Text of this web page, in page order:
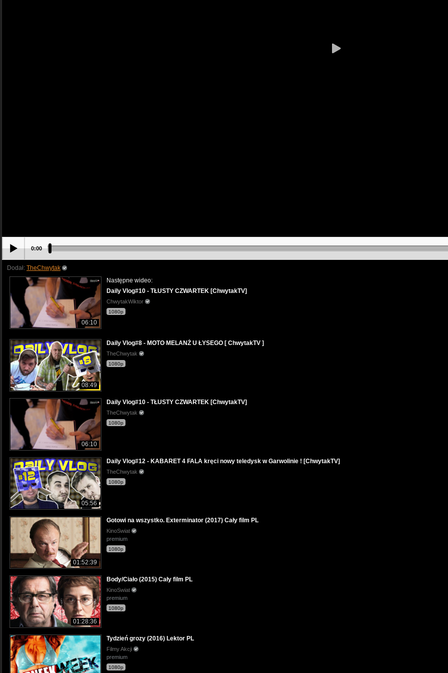
0:00
Dodał: TheChwytak
06:10
Następne wideo:
Daily Vlog#10 - TŁUSTY CZWARTEK [ChwytakTV]
ChwytakWiktor
1080p
08:49
Daily Vlog#8 - MOTO MELANŻ U ŁYSEGO [ ChwytakTV ]
TheChwytak
1080p
06:10
Daily Vlog#10 - TŁUSTY CZWARTEK [ChwytakTV]
TheChwytak
1080p
05:56
Daily Vlog#12 - KABARET 4 FALA kręci nowy teledysk w Garwolinie ! [ChwytakTV]
TheChwytak
1080p
01:52:39
Gotowi na wszystko. Exterminator (2017) Cały film PL
KinoSwiat
premium
1080p
01:28:36
Body/Ciało (2015) Cały film PL
KinoSwiat
premium
1080p
Tydzień grozy (2016) Lektor PL
Filmy Akcji
premium
1080p